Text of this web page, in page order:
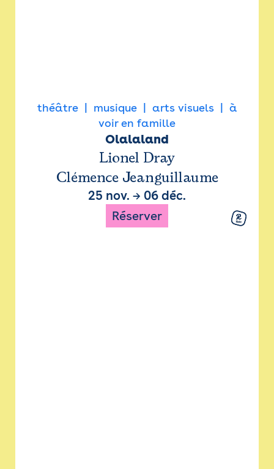
théâtre musique arts visuels
à
voir en famille
Olalaland
Lionel Dray
Clémence Jeanguillaume
25 nov. → 06 déc.
Réserver